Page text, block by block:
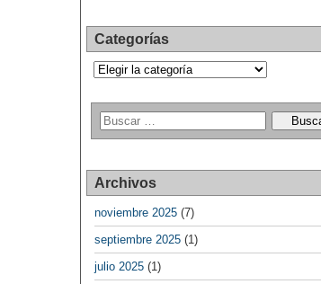
Categorías
Categorías
Archivos
noviembre 2025 (7)
septiembre 2025 (1)
julio 2025 (1)